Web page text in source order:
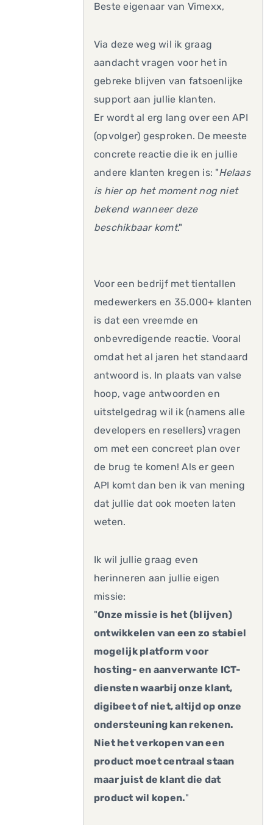
Beste eigenaar van Vimexx,
Via deze weg wil ik graag
aandacht vragen voor het in
gebreke blijven van fatsoenlijke
support aan jullie klanten.
Er wordt al erg lang over een API
(opvolger) gesproken. De meeste
concrete reactie die ik en jullie
andere klanten kregen is: "Helaas
is hier op het moment nog niet
bekend wanneer deze
beschikbaar komt."
Voor een bedrijf met tientallen
medewerkers en 35.000+ klanten
is dat een vreemde en
onbevredigende reactie. Vooral
omdat het al jaren het standaard
antwoord is. In plaats van valse
hoop, vage antwoorden en
uitstelgedrag wil ik (namens alle
developers en resellers) vragen
om met een concreet plan over
de brug te komen! Als er geen
API komt dan ben ik van mening
dat jullie dat ook moeten laten
weten.
Ik wil jullie graag even
herinneren aan jullie eigen
missie:
"Onze missie is het (blijven)
ontwikkelen van een zo stabiel
mogelijk platform voor
hosting- en aanverwante ICT-
diensten waarbij onze klant,
digibeet of niet, altijd op onze
ondersteuning kan rekenen.
Niet het verkopen van een
product moet centraal staan
maar juist de klant die dat
product wil kopen."